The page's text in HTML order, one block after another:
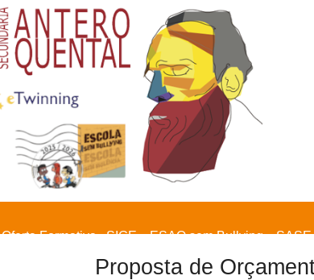
Oferta Formativa SIGE ESAQ sem Bullying SASE
Proposta de